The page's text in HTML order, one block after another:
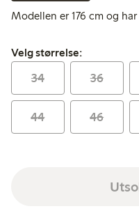
Modellen er 176 cm og
Velg størrelse:
Velg størrelse:
34 36
44 46